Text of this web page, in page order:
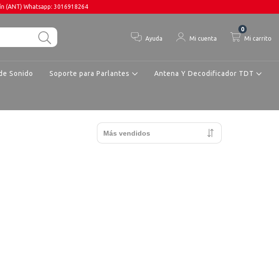
(ANT) Whatsapp: 3016918264
Ayuda Mi cuenta Mi carrito
0
Sonido Soporte para Parlantes Antena Y Decodificador TDT